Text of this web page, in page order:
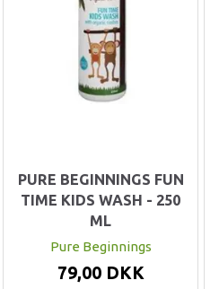
PURE BEGINNINGS FUN
TIME KIDS WASH - 250
ML
Pure Beginnings
79,00 DKK